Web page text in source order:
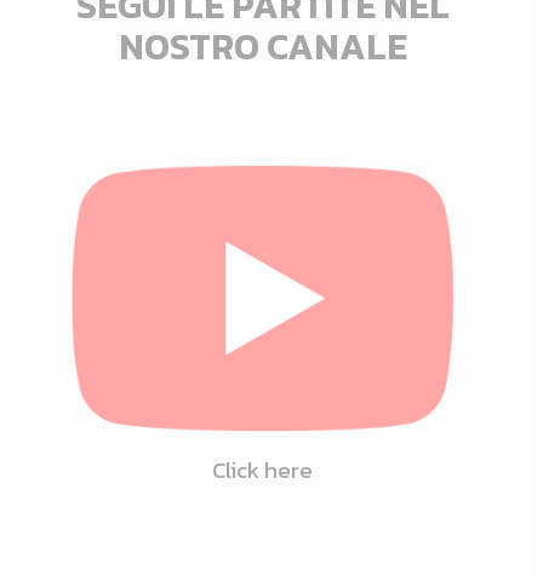
NOSTRO CANALE
Click here